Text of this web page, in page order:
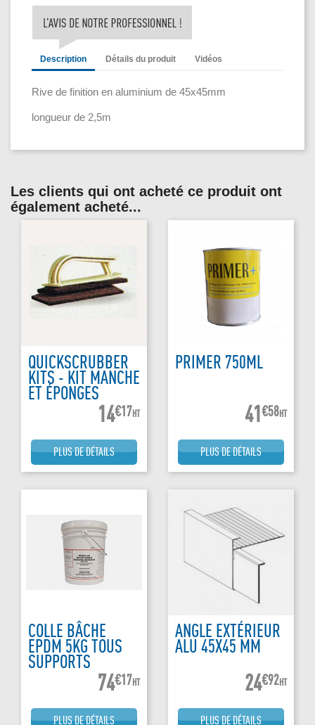
Description Détails du produit Vidéos
Rive de finition en aluminium de 45x45mm
longueur de 2,5m
Les clients qui ont acheté ce produit ont
également acheté...
QUICKSCRUBBER
KITS - KIT MANCHE
ET ÉPONGES
14€17HT
PLUS DE DÉTAILS
PRIMER 750ML
41€58HT
PLUS DE DÉTAILS
COLLE BÂCHE
EPDM 5KG TOUS
SUPPORTS
74€17HT
PLUS DE DÉTAILS
ANGLE EXTÉRIEUR
ALU 45X45 MM
24€92HT
PLUS DE DÉTAILS